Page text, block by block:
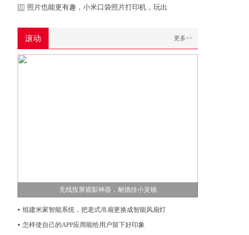
10 照片也能更有趣，小米口袋照片打印机，玩出
滚动 更多>>
无线投屏观影神器，耐德佳小灵镜
▪ 组建米家智能系统，把老式吊扇更换成智能风扇灯
▪ 怎样使自己的APP应用能给用户留下好印象